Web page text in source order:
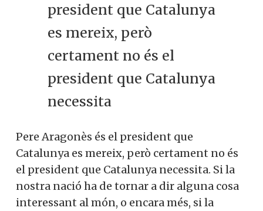
president que Catalunya
es mereix, però
certament no és el
president que Catalunya
necessita
Pere Aragonès és el president que
Catalunya es mereix, però certament no és
el president que Catalunya necessita. Si la
nostra nació ha de tornar a dir alguna cosa
interessant al món, o encara més, si la